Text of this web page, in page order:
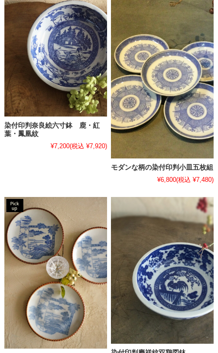
染付印判奈良絵六寸鉢 鹿・紅
葉・鳳凰紋
¥7,200(税込 ¥7,920)
モダンな柄の染付印判小皿五枚組
¥6,800(税込 ¥7,480)